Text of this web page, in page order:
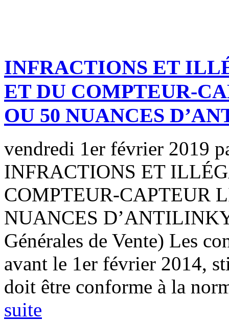
INFRACTIONS ET
ET DU COMPTEUR-
OU 50 NUANCES
vendredi 1er février 2019
INFRACTIONS ET
COMPTEUR-CAPTEUR
NUANCES
Générales de Vente) Les
avant le 1er février 2014,
doit être conforme à la
suite